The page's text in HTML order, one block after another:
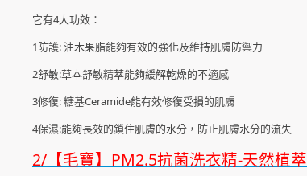
它有4大功效：
1防護: 油木果脂能夠有效的強化及維持肌膚防禦力
2舒敏:草本舒敏精萃能夠緩解乾燥的不適感
3修復: 糖基Ceramide能有效修復受損的肌膚
4保濕:能夠長效的鎖住肌膚的水分，防止肌膚水分的流失
2/【毛寶】PM2.5抗菌洗衣精-天然植萃